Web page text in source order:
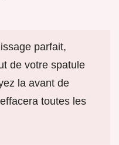
parfait,
de votre spatule
la avant de
toutes les